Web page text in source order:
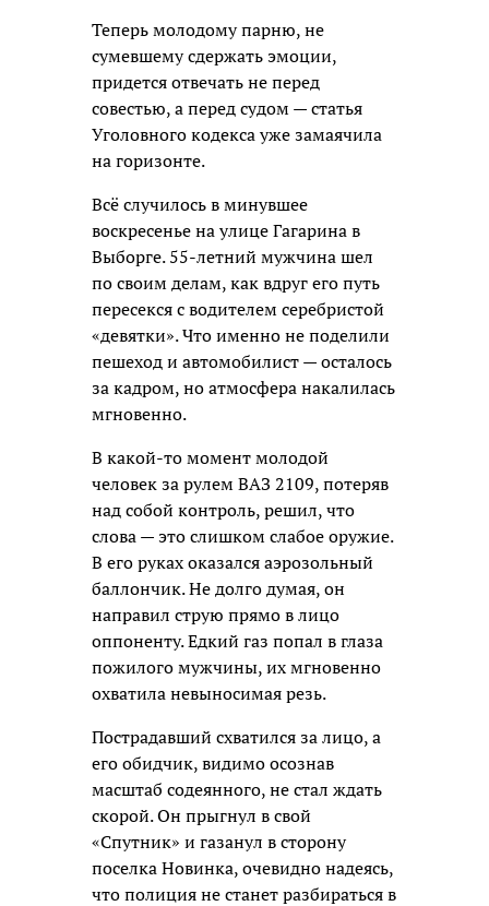
Теперь молодому парню, не
сумевшему сдержать эмоции,
придется отвечать не перед
совестью, а перед судом — статья
Уголовного кодекса уже замаячила
на горизонте.
Всё случилось в минувшее
воскресенье на улице Гагарина в
Выборге. 55-летний мужчина шел
по своим делам, как вдруг его путь
пересекся с водителем серебристой
«девятки». Что именно не поделили
пешеход и автомобилист — осталось
за кадром, но атмосфера накалилась
мгновенно.
В какой-то момент молодой
человек за рулем ВАЗ 2109, потеряв
над собой контроль, решил, что
слова — это слишком слабое оружие.
В его руках оказался аэрозольный
баллончик. Не долго думая, он
направил струю прямо в лицо
оппоненту. Едкий газ попал в глаза
пожилого мужчины, их мгновенно
охватила невыносимая резь.
Пострадавший схватился за лицо, а
его обидчик, видимо осознав
масштаб содеянного, не стал ждать
скорой. Он прыгнул в свой
«Спутник» и газанул в сторону
поселка Новинка, очевидно надеясь,
что полиция не станет разбираться в